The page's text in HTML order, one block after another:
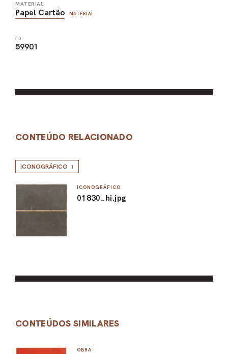
MATERIAL
Papel Cartão MATERIAL
ID
59901
CONTEÚDO RELACIONADO
ICONOGRÁFICO 1
ICONOGRÁFICO
01830_hi.jpg
CONTEÚDOS SIMILARES
OBRA